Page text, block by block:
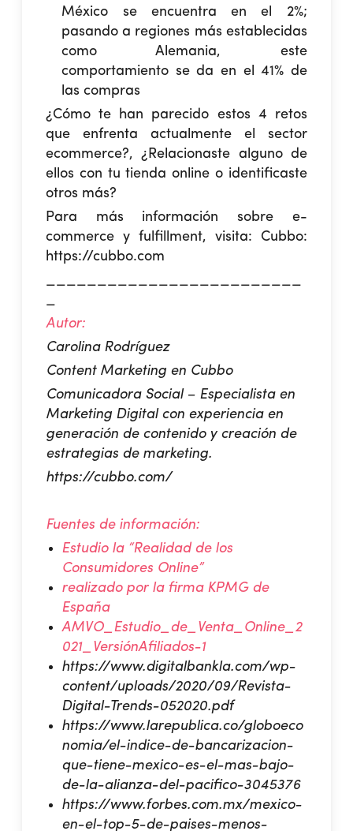
México se encuentra en el 2%;
pasando a regiones más establecidas
como Alemania, este
comportamiento se da en el 41% de
las compras
¿Cómo te han parecido estos 4 retos
que enfrenta actualmente el sector
ecommerce?,¿Relacionaste alguno de
ellos con tu tienda online o identificaste
otros más?
Para más información sobre e-
commerce y fulfillment, visita: Cubbo:
https://cubbo.com
Autor:
Carolina Rodríguez
Content Marketing en Cubbo
Comunicadora Social – Especialista en
Marketing Digital con experiencia en
generación de contenido y creación de
estrategias de marketing.
https://cubbo.com/
Fuentes de información:
Estudio la “Realidad de los
Consumidores Online”
realizado por la firma KPMG de
España
AMVO_Estudio_de_Venta_Online_2
021_VersiónAfiliados-1
https://www.digitalbankla.com/wp-
content/uploads/2020/09/Revista-
Digital-Trends-052020.pdf
https://www.larepublica.co/globoeco
nomia/el-indice-de-bancarizacion-
que-tiene-mexico-es-el-mas-bajo-
de-la-alianza-del-pacifico-3045376
https://www.forbes.com.mx/mexico-
en-el-top-5-de-paises-menos-